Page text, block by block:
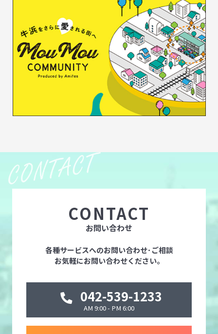
CONTACT
お問い合わせ
各種サービスへのお問い合わせ･ご相談
お気軽にお問い合わせください。
042-539-1233
AM 9:00 - PM 6:00